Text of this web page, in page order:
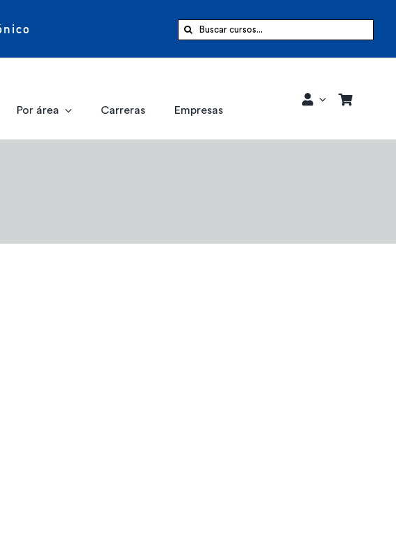
Buscar:
Por área Carreras Empresas